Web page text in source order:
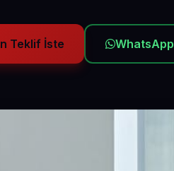
Teklif İste WhatsApp